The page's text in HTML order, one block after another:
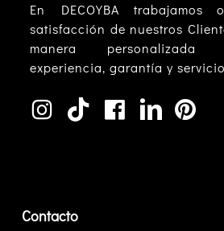
En DECOYBA
satisfacción de nuestros
manera personalizada
experiencia, garantía y
Contacto